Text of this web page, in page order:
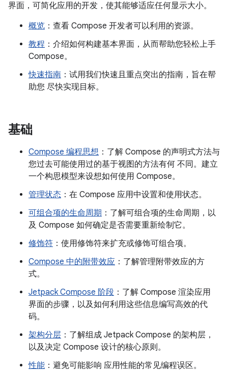
界面，可简化应用的开发，使其能够适应任何显示大小。
概览 ：查看 Compose 开发者可以利用的资源。
教程 ：介绍如何构建基本界面，从而帮助您轻松上手
Compose。
快速指南 ：试用我们快速且重点突出的指南，旨在帮
助您 尽快实现目标。
基础
Compose 编程思想 ：了解 Compose 的声明式方法与
您过去可能使用过的基于视图的方法有何 不同。建立
一个构思模型来设想如何使用 Compose。
管理状态 ：在 Compose 应用中设置和使用状态。
可组合项的生命周期 ：了解可组合项的生命周期，以
及 Compose 如何确定是否需要重新绘制它。
修饰符 ：使用修饰符来扩充或修饰可组合项。
Compose 中的附带效应 ：了解管理附带效应的方
式。
Jetpack Compose 阶段 ：了解 Compose 渲染应用
界面的步骤，以及如何利用这些信息编写高效的代
码。
架构分层 ：了解组成 Jetpack Compose 的架构层，
以及决定 Compose 设计的核心原则。
性能 ：避免可能影响 应用性能的常见编程误区。